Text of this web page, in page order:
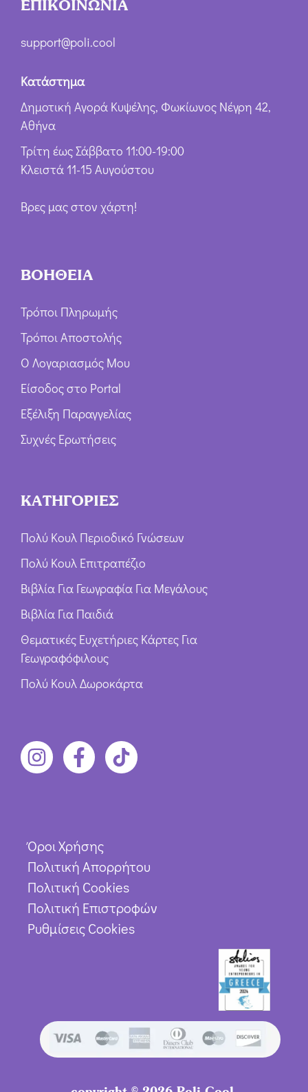
ΕΠΙΚΟΙΝΩΝΙΑ
support@poli.cool
Κατάστημα
Δημοτική Αγορά Κυψέλης, Φωκίωνος Νέγρη 42,
Αθήνα
Τρίτη έως Σάββατο 11:00-19:00
Κλειστά 11-15 Αυγούστου
Βρες μας στον χάρτη!
ΒΟΗΘΕΙΑ
Τρόποι Πληρωμής
Τρόποι Αποστολής
Ο Λογαριασμός Μου
Είσοδος στο Portal
Εξέλιξη Παραγγελίας
Συχνές Ερωτήσεις
ΚΑΤΗΓΟΡΙΕΣ
Πολύ Κουλ Περιοδικό Γνώσεων
Πολύ Κουλ Επιτραπέζιο
Βιβλία Για Γεωγραφία Για Μεγάλους
Βιβλία Για Παιδιά
Θεματικές Ευχετήριες Κάρτες Για
Γεωγραφόφιλους
Πολύ Κουλ Δωροκάρτα
Όροι Χρήσης
Πολιτική Απορρήτου
Πολιτική Cookies
Πολιτική Επιστροφών
Ρυθμίσεις Cookies